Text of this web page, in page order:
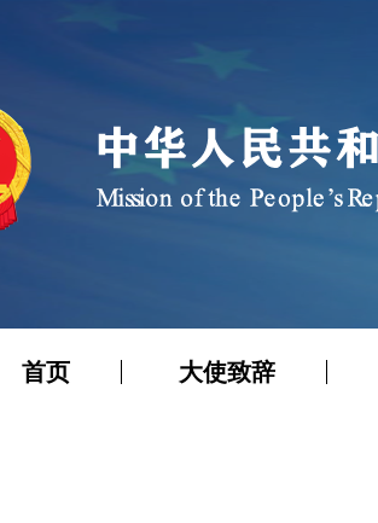
首页 大使致辞